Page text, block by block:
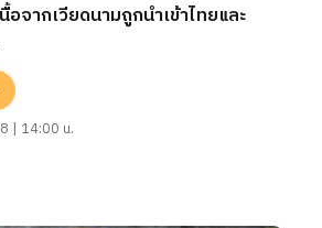
อจากเวียดนามถูกนำเข้าไทยและ
| 14:00 น.